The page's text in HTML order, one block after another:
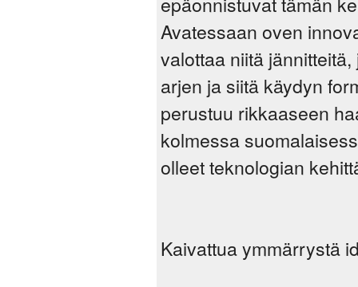
Avatessaan oven
valottaa niitä
arjen ja siitä käydyn
perustuu rikkaaseen
kolmessa
olleet teknologian
Kaivattua ymmärrystä